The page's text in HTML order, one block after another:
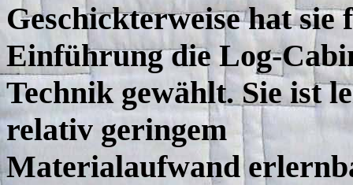
Geschickterweise hat sie
Einführung die Log-
Technik gewählt. Sie ist
relativ geringem
Materialaufwand